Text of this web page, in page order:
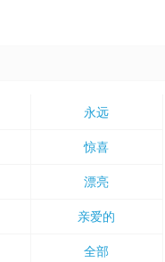
永远
惊喜
漂亮
亲爱的
全部